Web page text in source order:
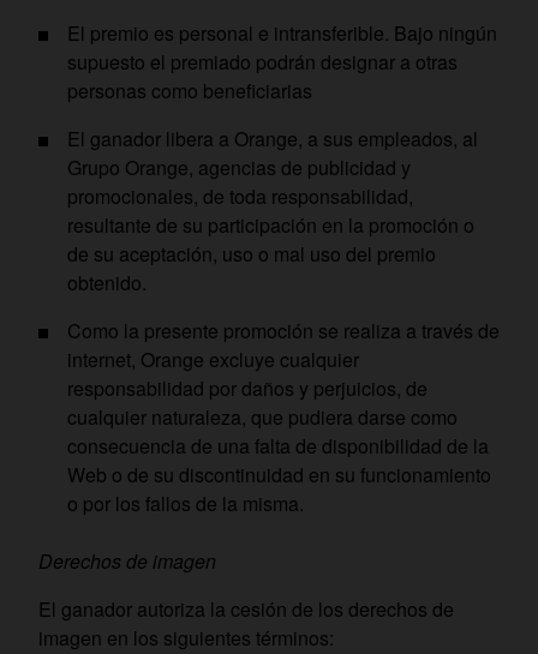
El premio es personal e intransferible. Bajo ningún
supuesto el premiado podrán designar a otras
personas como beneficiarias
El ganador libera a Orange, a sus empleados, al
Grupo Orange, agencias de publicidad y
promocionales, de toda responsabilidad,
resultante de su participación en la promoción o
de su aceptación, uso o mal uso del premio
obtenido.
Como la presente promoción se realiza a través de
internet, Orange excluye cualquier
responsabilidad por daños y perjuicios, de
cualquier naturaleza, que pudiera darse como
consecuencia de una falta de disponibilidad de la
Web o de su discontinuidad en su funcionamiento
o por los fallos de la misma.
Derechos de imagen
El ganador autoriza la cesión de los derechos de
imagen en los siguientes términos: